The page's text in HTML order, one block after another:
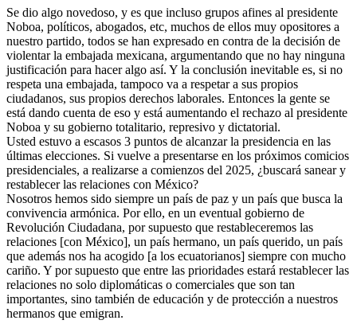
Se dio algo novedoso, y es que incluso grupos afines al presidente
Noboa, políticos, abogados, etc, muchos de ellos muy opositores a
nuestro partido, todos se han expresado en contra de la decisión de
violentar la embajada mexicana, argumentando que no hay ninguna
justificación para hacer algo así. Y la conclusión inevitable es, si no
respeta una embajada, tampoco va a respetar a sus propios
ciudadanos, sus propios derechos laborales. Entonces la gente se
está dando cuenta de eso y está aumentando el rechazo al presidente
Noboa y su gobierno totalitario, represivo y dictatorial.
Usted estuvo a escasos 3 puntos de alcanzar la presidencia en las
últimas elecciones. Si vuelve a presentarse en los próximos comicios
presidenciales, a realizarse a comienzos del 2025, ¿buscará sanear y
restablecer las relaciones con México?
Nosotros hemos sido siempre un país de paz y un país que busca la
convivencia armónica. Por ello, en un eventual gobierno de
Revolución Ciudadana, por supuesto que restableceremos las
relaciones [con México], un país hermano, un país querido, un país
que además nos ha acogido [a los ecuatorianos] siempre con mucho
cariño. Y por supuesto que entre las prioridades estará restablecer las
relaciones no solo diplomáticas o comerciales que son tan
importantes, sino también de educación y de protección a nuestros
hermanos que emigran.